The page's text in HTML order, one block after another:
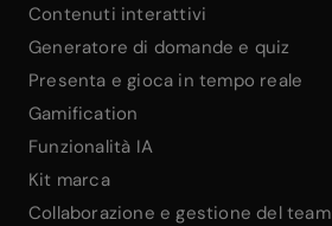
Contenuti interattivi
Generatore di domande e quiz
Presenta e gioca in tempo reale
Gamification
Funzionalità IA
Kit marca
Collaborazione e gestione del team